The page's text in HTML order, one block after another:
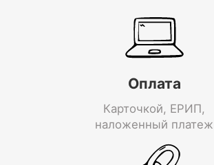
Оплата
Карточкой, ЕРИП,
наложенный платеж